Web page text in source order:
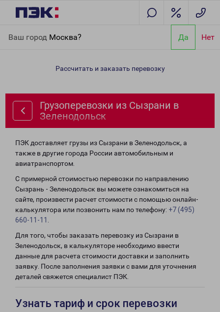
Ваш город Москва? Да Нет
Зеленодольск
Рассчитать и заказать перевозку
Грузоперевозки из Сызрани в
Зеленодольск
ПЭК доставляет грузы из Сызрани в Зеленодольск, а
также в другие города России автомобильным и
авиатранспортом.
С примерной стоимостью перевозки по направлению
Сызрань - Зеленодольск вы можете ознакомиться на
сайте, произвести расчет стоимости с помощью онлайн-
калькулятора или позвонить нам по телефону: +7 (495)
660-11-11
Для того, чтобы заказать перевозку из Сызрани в
Зеленодольск, в калькуляторе необходимо ввести
данные для расчета стоимости доставки и заполнить
заявку. После заполнения заявки с вами для уточнения
деталей свяжется специалист ПЭК.
Узнать тариф и срок перевозки